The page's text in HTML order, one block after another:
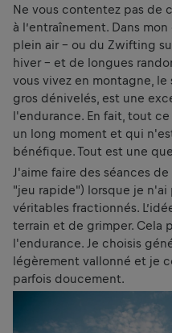
Ne vous contentez pas de
à l’entraînement. Dans
plein air - ou du Zwifting
hiver - et de longues
vous vivez en montagne, le
gros dénivelés, est une
l'endurance. En fait, tout
un long moment et qui
bénéfique. Tout est une
J'aime faire des séances
"jeu rapide") lorsque je n'ai
véritables fractionnés.
terrain et de grimper. Cela
l'endurance. Je choisis
légèrement vallonné et je
parfois doucement.